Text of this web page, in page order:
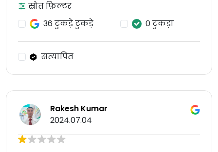
स्रोत फ़िल्टर
36 टुकड़े टुकड़े
0 टुकड़ा
सत्यापित
Rakesh Kumar
2024.07.04